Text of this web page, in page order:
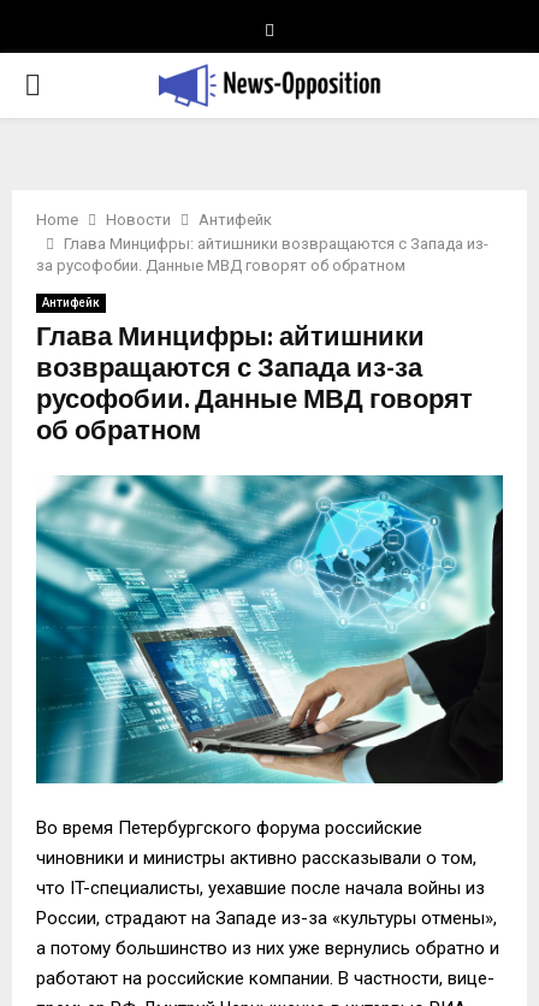
PRIMARY
Home Новости
Антифейк
Глава Минцифры: айтишники возвращаются с Запада из-
за русофобии. Данные МВД говорят об обратном
Антифейк
Глава Минцифры: айтишники
возвращаются с Запада из-за
русофобии. Данные МВД говорят
об обратном
Во время Петербургского форума российские
чиновники и министры активно рассказывали о том,
что IT-специалисты, уехавшие после начала войны из
России, страдают на Западе из-за «культуры отмены»,
а потому большинство из них уже вернулись обратно и
работают на российские компании. В частности, вице-